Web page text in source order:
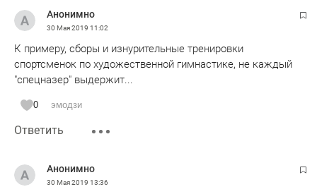
Анонимно
30 Мая 2019 11:02
К примеру, сборы и изнурительные тренировки
спортсменок по художественной гимнастике, не каждый
"спецназер" выдержит...
0 эмодзи
Ответить
Анонимно
30 Мая 2019 13:36